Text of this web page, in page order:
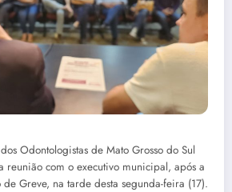
Odontologistas de Mato Grosso do Sul
com o executivo municipal, após a
Greve, na tarde desta segunda-feira (17).